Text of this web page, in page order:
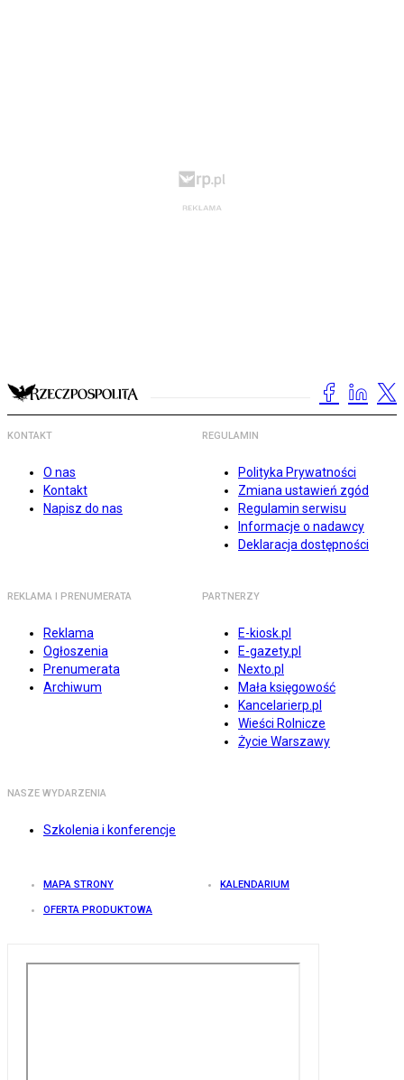
KONTAKT
O nas
Kontakt
Napisz do nas
REGULAMIN
Polityka Prywatności
Zmiana ustawień zgód
Regulamin serwisu
Informacje o nadawcy
Deklaracja dostępności
REKLAMA I PRENUMERATA
Reklama
Ogłoszenia
Prenumerata
Archiwum
PARTNERZY
E-kiosk.pl
E-gazety.pl
Nexto.pl
Mała księgowość
Kancelarierp.pl
Wieści Rolnicze
Życie Warszawy
NASZE WYDARZENIA
Szkolenia i konferencje
MAPA STRONY KALENDARIUM
OFERTA PRODUKTOWA